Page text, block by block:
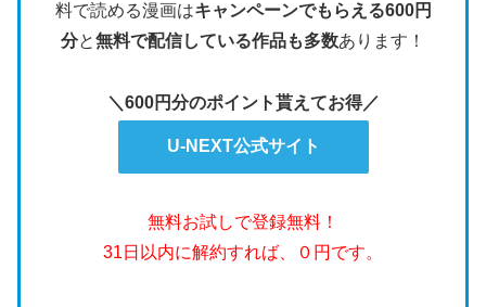
料で読める漫画はキャンペーンでもらえる600円
分と無料で配信している作品も多数あります！
＼600円分のポイント貰えてお得／
U-NEXT公式サイト
無料お試しで登録無料！
31日以内に解約すれば、０円です。